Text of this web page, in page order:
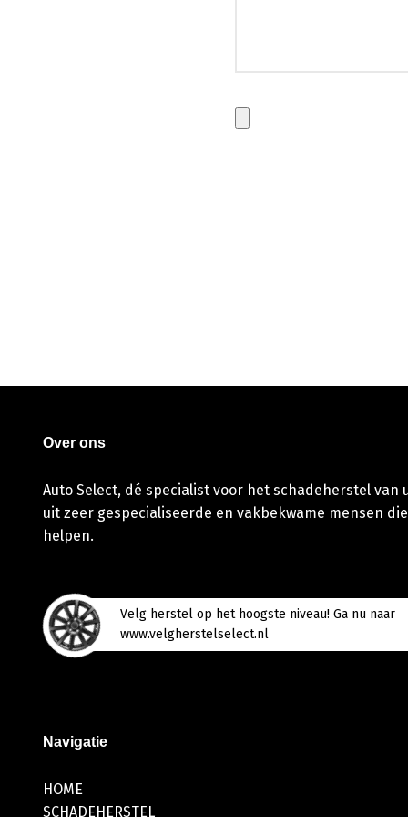
Over ons
Auto Select, dé specialist voor het schadeherstel van
uit zeer gespecialiseerde en vakbekwame mensen
helpen.
Velg herstel op het hoogste niveau! Ga nu naar
www.velgherstelselect.nl
Navigatie
HOME
SCHADEHERSTEL